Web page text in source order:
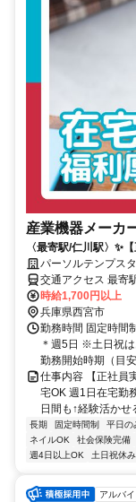
産業機器メーカ
〈最寄駅/仁川駅〉✨️
時台定時★
パーソルテンプス
交通アクセス 最寄駅：仁川駅 仁川駅より徒
て】 一部在宅 在宅勤
額支給
時給1,700円以上
兵庫県西宮市
勤務時間 固定時間
＊週5日 ※土日祝
勤務開始時期（目
仕事内容 【正社員
宅OK 週1日在宅勤
日間も↑経験活か
長期 固定時間制 平日の
ネイルOK
社会保険完備
週4日以上OK
土日祝休み
アルバ